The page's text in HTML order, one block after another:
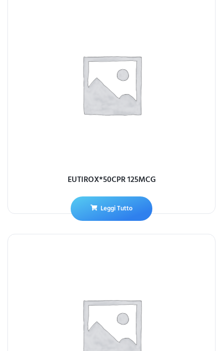
EUTIROX*50CPR 125MCG
Leggi Tutto